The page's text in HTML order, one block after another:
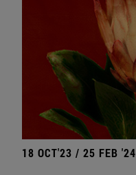
18 OCT'23 / 25 FEB '24